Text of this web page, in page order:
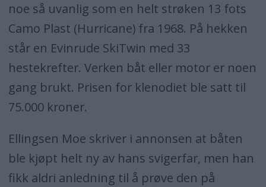
noe så uvanlig som en helt strøken 13 fots
Camo Plast (Hurricane) fra 1968. På hekken
står en Evinrude SkiTwin med 33
hestekrefter. Verken båt eller motor er noen
gang brukt. Prisen for klenodiet ble satt til
75.000 kroner.
Ellingsen Moe skriver i annonsen at båten
ble kjøpt helt ny av hans svigerfar, men han
fikk aldri anledning til å prøve den på